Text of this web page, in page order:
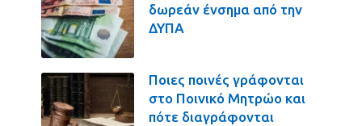
δωρεάν ένσημα από την
ΔΥΠΑ
Ποιες ποινές γράφονται
στο Ποινικό Μητρώο και
πότε διαγράφονται